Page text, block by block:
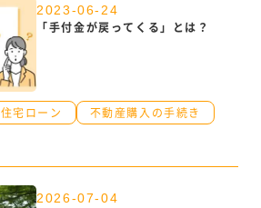
2023-06-24
「手付金が戻ってくる」とは？
住宅ローン
不動産購入の手続き
2026-07-04